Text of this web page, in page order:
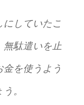
していたこ
無駄遣いを止
を使うよう
。